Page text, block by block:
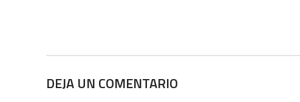
DEJA UN COMENTARIO